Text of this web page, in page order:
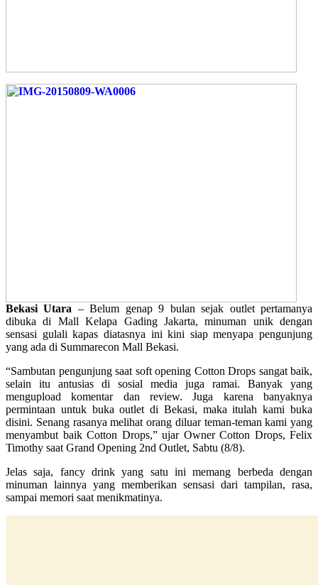
Bekasi Utara – Belum genap 9 bulan sejak outlet pertamanya
dibuka di Mall Kelapa Gading Jakarta, minuman unik dengan
sensasi gulali kapas diatasnya ini kini siap menyapa pengunjung
yang ada di Summarecon Mall Bekasi.
“Sambutan pengunjung saat soft opening Cotton Drops sangat baik,
selain itu antusias di sosial media juga ramai. Banyak yang
mengupload komentar dan review. Juga karena banyaknya
permintaan untuk buka outlet di Bekasi, maka itulah kami buka
disini. Senang rasanya melihat orang diluar teman-teman kami yang
menyambut baik Cotton Drops,” ujar Owner Cotton Drops, Felix
Timothy saat Grand Opening 2nd Outlet, Sabtu (8/8).
Jelas saja, fancy drink yang satu ini memang berbeda dengan
minuman lainnya yang memberikan sensasi dari tampilan, rasa,
sampai memori saat menikmatinya.